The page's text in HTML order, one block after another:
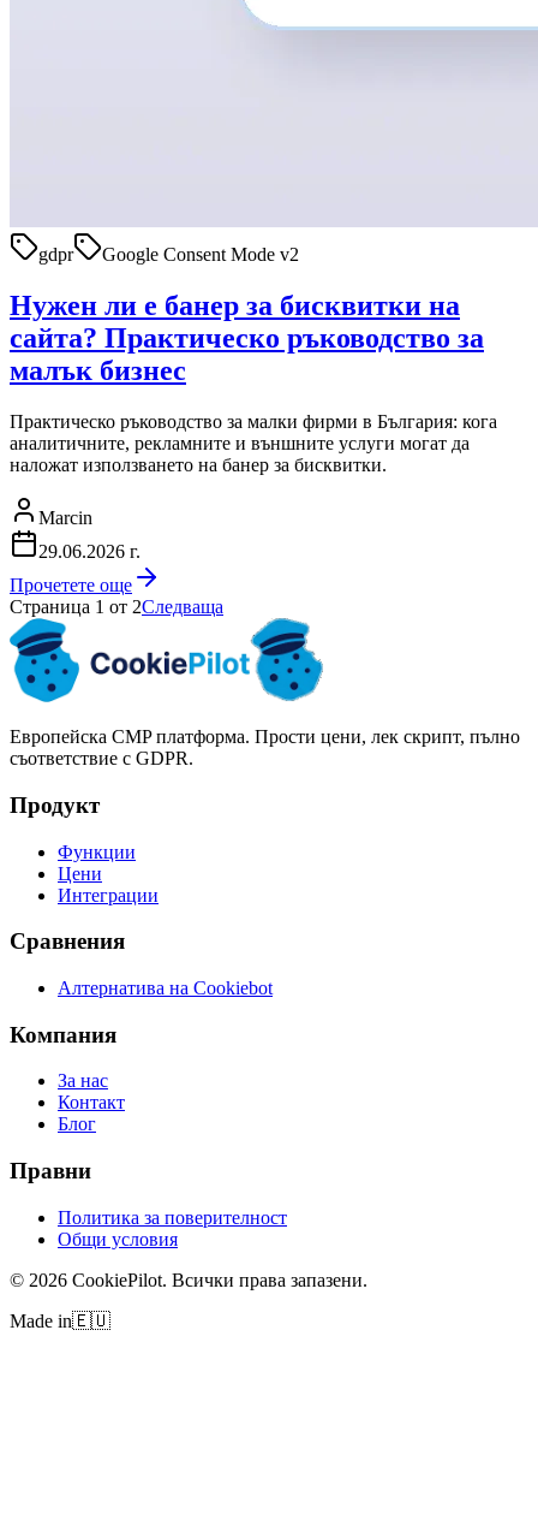
gdpr Google Consent Mode v2
Нужен ли е банер за бисквитки на
сайта? Практическо ръководство за
малък бизнес
Практическо ръководство за малки фирми в България: кога
аналитичните, рекламните и външните услуги могат да
наложат използването на банер за бисквитки.
Marcin
29.06.2026 г.
Прочетете още
Страница 1 от 2Следваща
Европейска CMP платформа. Прости цени, лек скрипт, пълно
съответствие с GDPR.
Продукт
Функции
Цени
Интеграции
Сравнения
Алтернатива на Cookiebot
Компания
За нас
Контакт
Блог
Правни
Политика за поверителност
Общи условия
© 2026 CookiePilot. Всички права запазени.
Made in🇪🇺